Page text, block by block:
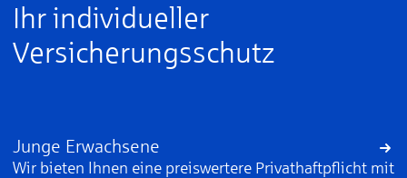
Ihr individueller
Versicherungsschutz
Junge Erwachsene
Wir bieten Ih­nen ei­ne preis­wer­te­re Pri­vat­haft­pflicht mit